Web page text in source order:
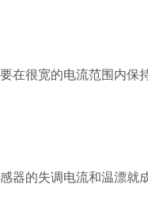
在很宽的电流范围内保
器的失调电流和温漂就